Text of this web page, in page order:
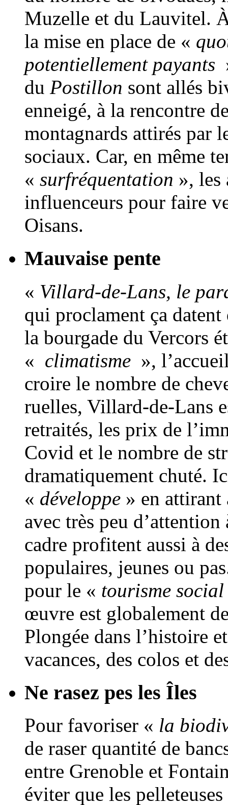
Muzelle et du Lauvitel.
la mise en place de «
potentiellement payants
du Postillon sont allés
enneigé, à la rencontre
montagnards attirés par
sociaux. Car, en même
« surfréquentation », les
influenceurs pour faire
Oisans.
Mauvaise pente
« Villard-de-Lans, le
qui proclament ça
la bourgade du Vercors
« climatisme »,
croire le nombre de
ruelles, Villard-de-Lans
retraités, les prix de
Covid et le nombre de
dramatiquement chuté.
« développe » en attirant
avec très peu
cadre profitent aussi à
populaires, jeunes ou
pour le « tourisme
œuvre est globalement
Plongée dans l’histoire
vacances, des colos et
Ne rasez pes les Îles
Pour favoriser « la
de raser quantité de
entre Grenoble et
éviter que les